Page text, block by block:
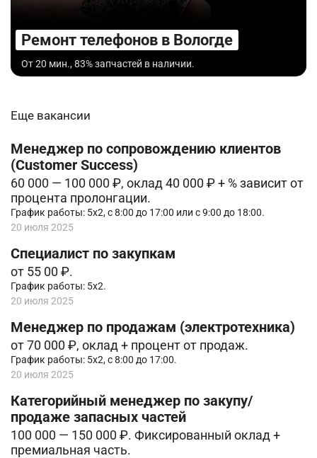
Ремонт телефонов в Вологде
От 20 мин., 83% запчастей в наличии.
Еще вакансии
Менеджер по сопровождению клиентов
(Customer Success)
60 000 — 100 000 ₽, оклад 40 000 ₽ + % зависит от
процента пролонгации.
График работы: 5х2, с 8:00 до 17:00 или с 9:00 до 18:00.
20 июля 2025
Специалист по закупкам
от 55 00 ₽.
График работы: 5х2.
20 июля 2025
Менеджер по продажам (электротехника)
от 70 000 ₽, оклад + процент от продаж.
График работы: 5х2, с 8:00 до 17:00.
20 июля 2025
Категорийный менеджер по закупу/
продаже запасных частей
100 000 — 150 000 ₽. Фиксированный оклад +
премиальная часть.